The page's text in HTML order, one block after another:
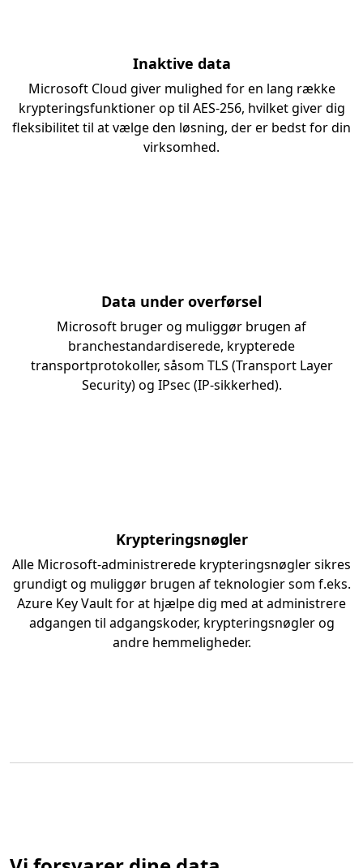
Inaktive data
Microsoft Cloud giver mulighed for en lang række
krypteringsfunktioner op til AES-256, hvilket giver dig
fleksibilitet til at vælge den løsning, der er bedst for din
virksomhed.
Data under overførsel
Microsoft bruger og muliggør brugen af
branchestandardiserede, krypterede
transportprotokoller, såsom TLS (Transport Layer
Security) og IPsec (IP-sikkerhed).
Krypteringsnøgler
Alle Microsoft-administrerede krypteringsnøgler sikres
grundigt og muliggør brugen af teknologier som f.eks.
Azure Key Vault for at hjælpe dig med at administrere
adgangen til adgangskoder, krypteringsnøgler og
andre hemmeligheder.